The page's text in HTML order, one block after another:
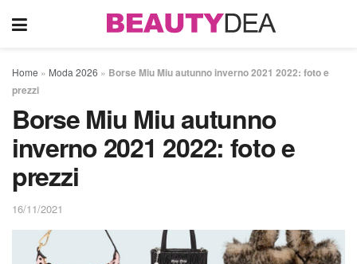
Home » Moda 2026 » Borse Miu Miu autunno inverno 2021 2022: foto e
prezzi
Borse Miu Miu autunno
inverno 2021 2022: foto e
prezzi
16/11/2021